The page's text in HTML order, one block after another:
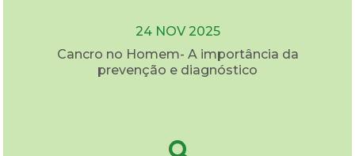
24 NOV 2025
Cancro no Homem- A importância da
prevenção e diagnóstico